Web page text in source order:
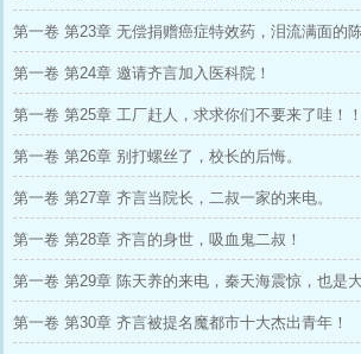
第一卷 第23章 无偿捐赠癌症特效药，泪流满面的
第一卷 第24章 邀请齐言加入医科院！
第一卷 第25章 工厂赶人，求求你们不要来了哇！！
第一卷 第26章 别打螺丝了，校长的后悔。
第一卷 第27章 齐言当院长，二叔一家的来电。
第一卷 第28章 齐言的身世，吸血鬼二叔！
第一卷 第29章 陈天养的来电，秦天海震惊，也是大
第一卷 第30章 齐言被提名魔都市十大杰出青年！